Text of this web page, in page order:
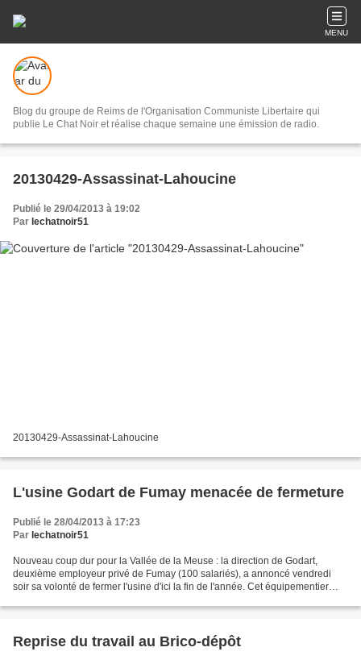
MENU
Blog du groupe de Reims de l'Organisation Communiste Libertaire qui
publie Le Chat Noir et réalise chaque semaine une émission de radio.
20130429-Assassinat-Lahoucine
Publié le 29/04/2013 à 19:02
Par lechatnoir51
20130429-Assassinat-Lahoucine
L'usine Godart de Fumay menacée de fermeture
Publié le 28/04/2013 à 17:23
Par lechatnoir51
Nouveau coup dur pour la Vallée de la Meuse : la direction de Godart,
deuxième employeur privé de Fumay (100 salariés), a annoncé vendredi
soir sa volonté de fermer l'usine d'ici la fin de l'année. Cet équipementier
Reprise du travail au Brico-dépôt